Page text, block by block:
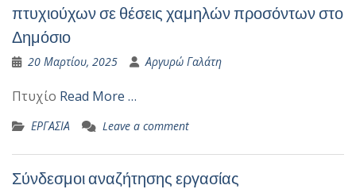
πτυχιούχων σε θέσεις χαμηλών προσόντων στο
Δημόσιο
20 Μαρτίου, 2025 Αργυρώ Γαλάτη
Πτυχίο Read More …
ΕΡΓΑΣΙΑ Leave a comment
Σύνδεσμοι αναζήτησης εργασίας